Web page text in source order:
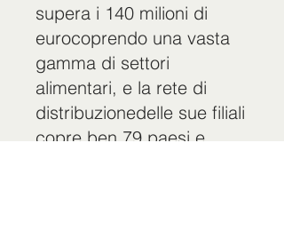
supera i 140 milioni di
eurocoprendo una vasta
gamma di settori
alimentari, e la rete di
distribuzionedelle sue filiali
copre ben 79 paesi e